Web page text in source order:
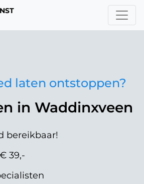
laten ontstoppen?
in Waddinxveen
bereikbaar!
39,-